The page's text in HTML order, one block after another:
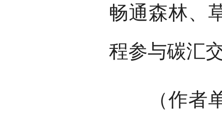
畅通森林、
程参与碳汇
（作者单